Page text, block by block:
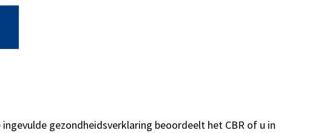
gezondheidsverklaring beoordeelt het CBR of u in